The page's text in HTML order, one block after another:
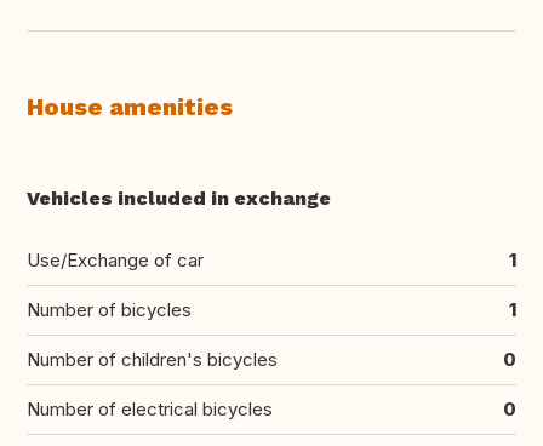
House amenities
Vehicles included in exchange
Use/Exchange of car 1
Number of bicycles 1
Number of children's bicycles 0
Number of electrical bicycles 0